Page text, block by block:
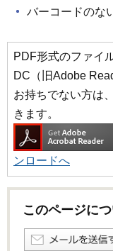
バーコードのな
PDF形式のファイ
DC（旧Adobe
お持ちでない方は
きます。
ンロードへ
このページに